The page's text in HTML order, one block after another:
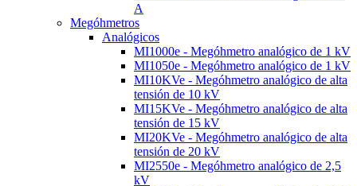
A
Megóhmetros
Analógicos
MI1000e - Megóhmetro analógico de 1 kV
MI1050e - Megóhmetro analógico de 1 kV
MI10KVe - Megóhmetro analógico de alta
tensión de 10 kV
MI15KVe - Megóhmetro analógico de alta
tensión de 15 kV
MI20KVe - Megóhmetro analógico de alta
tensión de 20 kV
MI2550e - Megóhmetro analógico de 2,5
kV